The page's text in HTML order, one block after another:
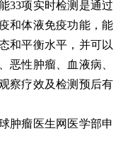
33项实时检测是通过
和体液免疫功能，能
和平衡水平，并可以
恶性肿瘤、血液病、
察疗效及检测预后有
瘤医生网医学部申